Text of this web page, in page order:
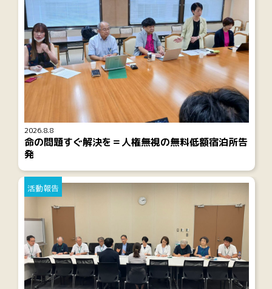
2026.8.8
命の問題すぐ解決を＝人権無視の無料低額宿泊所告
発
活動報告